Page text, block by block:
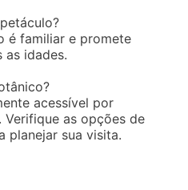
é familiar e promete
as idades.
acessível por
as opções de
planejar sua visita.